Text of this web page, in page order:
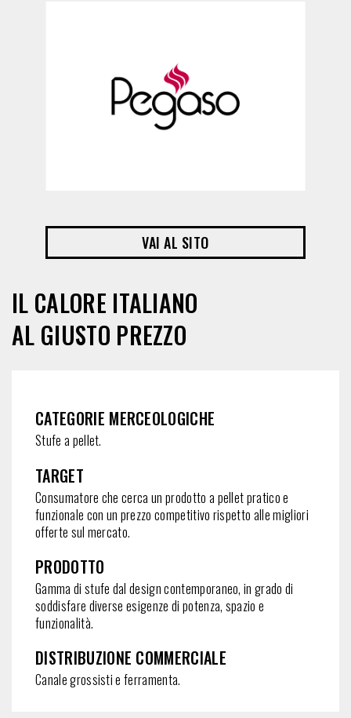
VAI AL SITO
IL CALORE ITALIANO
AL GIUSTO PREZZO
CATEGORIE MERCEOLOGICHE
Stufe a pellet.
TARGET
Consumatore che cerca un prodotto a pellet pratico e
funzionale con un prezzo competitivo rispetto alle migliori
offerte sul mercato.
PRODOTTO
Gamma di stufe dal design contemporaneo, in grado di
soddisfare diverse esigenze di potenza, spazio e
funzionalità.
DISTRIBUZIONE COMMERCIALE
Canale grossisti e ferramenta.